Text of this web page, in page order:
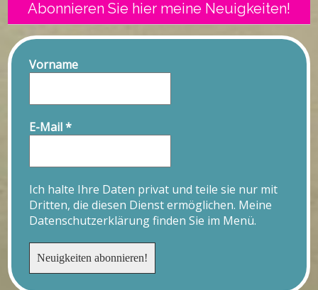
Abonnieren Sie hier meine Neuigkeiten!
Vorname
E-Mail*
Ich halte Ihre Daten privat und teile sie nur mit
Dritten, die diesen Dienst ermöglichen. Meine
Datenschutzerklärung finden Sie im Menü.